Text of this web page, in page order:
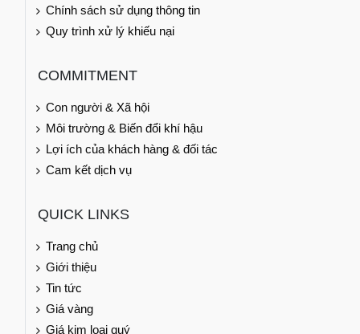
Chính sách sử dụng thông tin
Quy trình xử lý khiếu nại
COMMITMENT
Con người & Xã hội
Môi trường & Biến đổi khí hậu
Lợi ích của khách hàng & đối tác
Cam kết dịch vụ
QUICK LINKS
Trang chủ
Giới thiệu
Tin tức
Giá vàng
Giá kim loại quý